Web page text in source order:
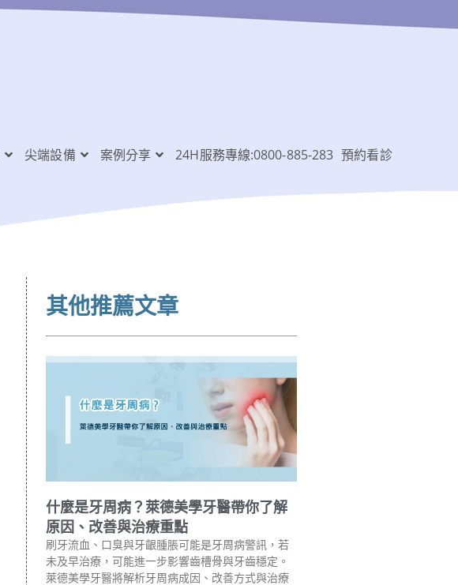
尖端設備 案例分享 24H服務專線:0800-885-283 預約看診
其他推薦文章
什麼是牙周病？萊德美學牙醫帶你了解
原因、改善與治療重點
刷牙流血、口臭與牙齦腫脹可能是牙周病警訊，若
未及早治療，可能進一步影響齒槽骨與牙齒穩定。
萊德美學牙醫將解析牙周病成因、改善方式與治療